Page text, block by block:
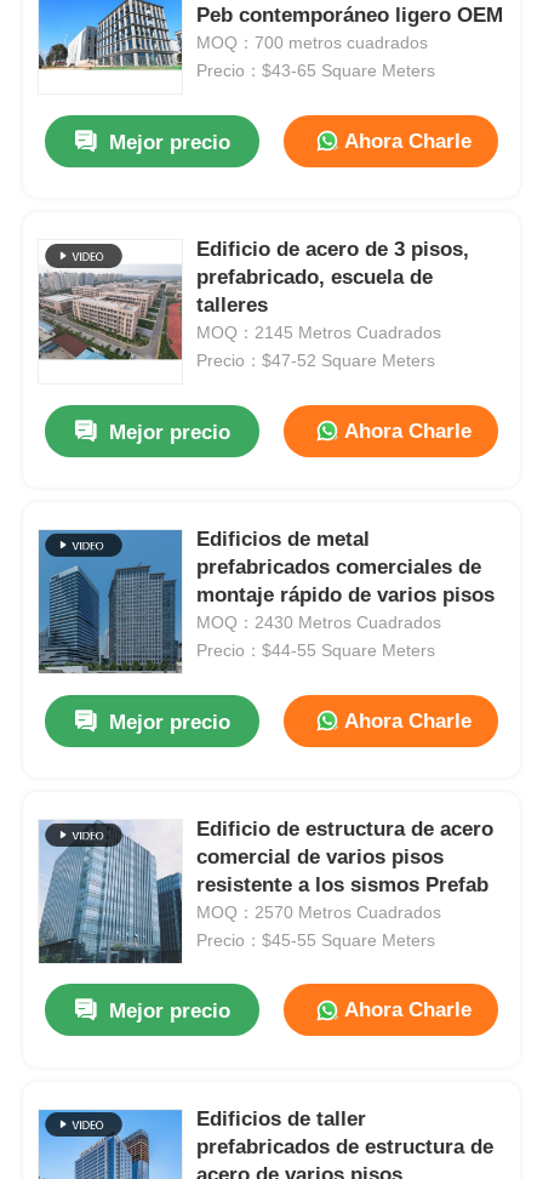
Productos
Videos
Sobre nosotros
Control de Calidad
Contacto
noticias
Solicitar una cotización
Peb contemporáneo ligero OEM
MOQ：700 metros cuadrados
Precio：$43-65 Square Meters
Mejor precio Ahora Charle
Edificio de acero de 3 pisos,
prefabricado, escuela de
talleres
MOQ：2145 Metros Cuadrados
Precio：$47-52 Square Meters
Mejor precio Ahora Charle
Edificios de metal
prefabricados comerciales de
montaje rápido de varios pisos
MOQ：2430 Metros Cuadrados
Precio：$44-55 Square Meters
Mejor precio Ahora Charle
Edificio de estructura de acero
comercial de varios pisos
resistente a los sismos Prefab
MOQ：2570 Metros Cuadrados
Precio：$45-55 Square Meters
Mejor precio Ahora Charle
Edificios de taller
prefabricados de estructura de
acero de varios pisos